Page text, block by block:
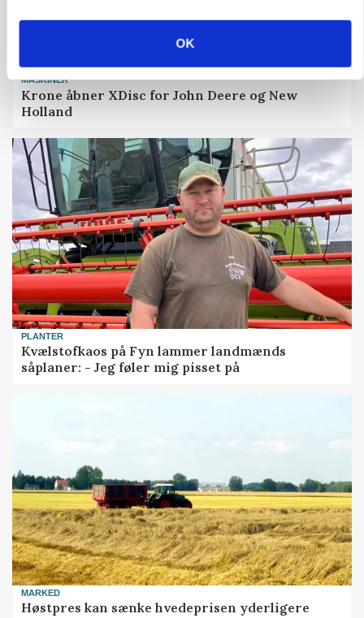
OK
MASKINER
Krone åbner XDisc for John Deere og New
Holland
PLANTER
Kvælstofkaos på Fyn lammer landmænds
såplaner: - Jeg føler mig pisset på
MARKED
Høstpres kan sænke hvedeprisen yderligere